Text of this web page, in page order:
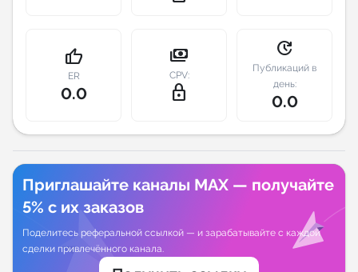
thumb_up
ER
0.0
payments
CPV:
lock_outline
update
Публикаций в
день:
0.0
Приглашайте каналы MAX — получайте
5% с их заказов
Поделитесь реферальной ссылкой — и зарабатывайте с каждой
сделки привлечённого канала.